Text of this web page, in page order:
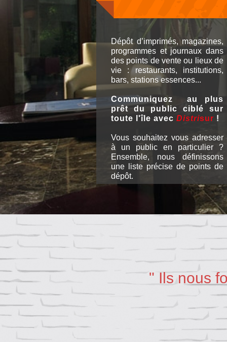
Dépôt d’imprimés, magazines,
programmes et journaux dans
des points de vente ou lieux de
vie : restaurants, institutions,
bars, stations essences...
Communiquez au plus
prêt du public ciblé sur
toute l'île avec Distrisur !
Vous souhaitez vous adresser
à un public en particulier ?
Ensemble, nous définissons
une liste précise de points de
dépôt.
" Ils nous